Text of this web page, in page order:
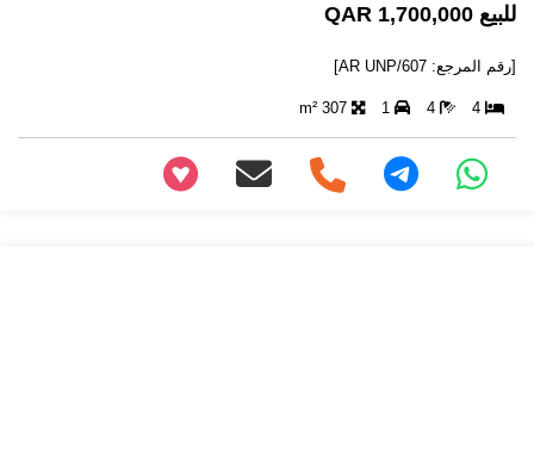
للبيع 1,700,000 QAR
[رقم المرجع: AR UNP/607]
4
4
1
307 m²